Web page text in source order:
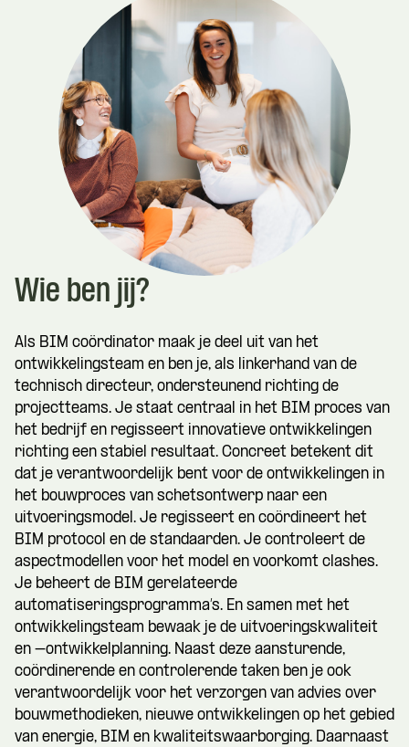
Wie ben jij?
Als BIM coördinator maak je deel uit van het
ontwikkelingsteam en ben je, als linkerhand van de
technisch directeur, ondersteunend richting de
projectteams. Je staat centraal in het BIM proces van
het bedrijf en regisseert innovatieve ontwikkelingen
richting een stabiel resultaat. Concreet betekent dit
dat je verantwoordelijk bent voor de ontwikkelingen in
het bouwproces van schetsontwerp naar een
uitvoeringsmodel. Je regisseert en coördineert het
BIM protocol en de standaarden. Je controleert de
aspectmodellen voor het model en voorkomt clashes.
Je beheert de BIM gerelateerde
automatiseringsprogramma’s. En samen met het
ontwikkelingsteam bewaak je de uitvoeringskwaliteit
en –ontwikkelplanning. Naast deze aansturende,
coördinerende en controlerende taken ben je ook
verantwoordelijk voor het verzorgen van advies over
bouwmethodieken, nieuwe ontwikkelingen op het gebied
van energie, BIM en kwaliteitswaarborging. Daarnaast